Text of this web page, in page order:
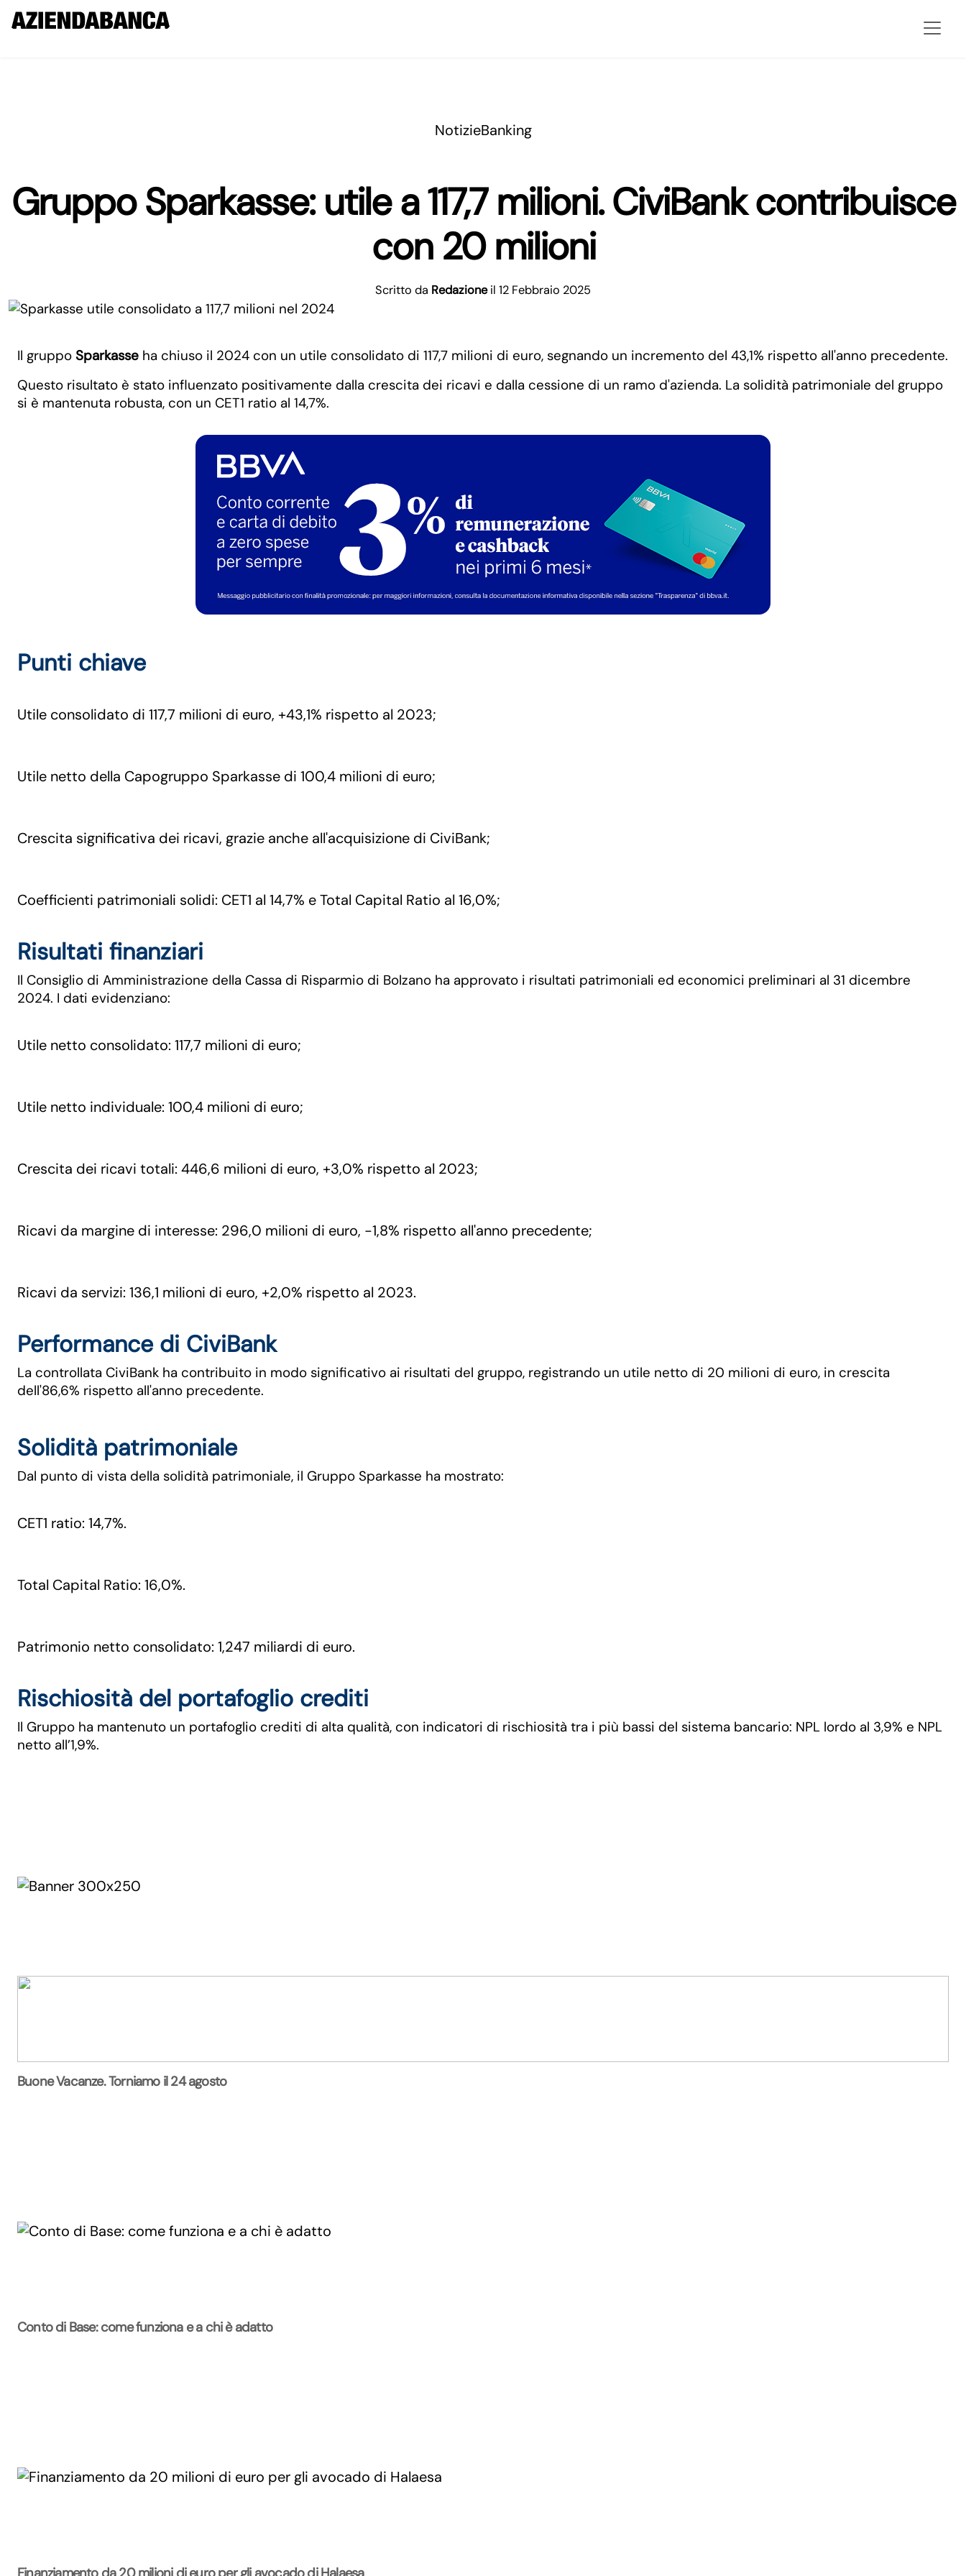
NotizieBanking
Gruppo Sparkasse: utile a 117,7 milioni. CiviBank contribuisce
con 20 milioni
Scritto da Redazione il 12 Febbraio 2025
Il gruppo Sparkasse ha chiuso il 2024 con un utile consolidato di 117,7 milioni di euro, segnando un incremento del 43,1% rispetto all'anno precedente.
Questo risultato è stato influenzato positivamente dalla crescita dei ricavi e dalla cessione di un ramo d'azienda. La solidità patrimoniale del gruppo
si è mantenuta robusta, con un CET1 ratio al 14,7%.
Punti chiave
Utile consolidato di 117,7 milioni di euro, +43,1% rispetto al 2023;
Utile netto della Capogruppo Sparkasse di 100,4 milioni di euro;
Crescita significativa dei ricavi, grazie anche all'acquisizione di CiviBank;
Coefficienti patrimoniali solidi: CET1 al 14,7% e Total Capital Ratio al 16,0%;
Risultati finanziari
Il Consiglio di Amministrazione della Cassa di Risparmio di Bolzano ha approvato i risultati patrimoniali ed economici preliminari al 31 dicembre
2024. I dati evidenziano:
Utile netto consolidato: 117,7 milioni di euro;
Utile netto individuale: 100,4 milioni di euro;
Crescita dei ricavi totali: 446,6 milioni di euro, +3,0% rispetto al 2023;
Ricavi da margine di interesse: 296,0 milioni di euro, -1,8% rispetto all'anno precedente;
Ricavi da servizi: 136,1 milioni di euro, +2,0% rispetto al 2023.
Performance di CiviBank
La controllata CiviBank ha contribuito in modo significativo ai risultati del gruppo, registrando un utile netto di 20 milioni di euro, in crescita
dell'86,6% rispetto all'anno precedente.
Solidità patrimoniale
Dal punto di vista della solidità patrimoniale, il Gruppo Sparkasse ha mostrato:
CET1 ratio: 14,7%.
Total Capital Ratio: 16,0%.
Patrimonio netto consolidato: 1,247 miliardi di euro.
Rischiosità del portafoglio crediti
Il Gruppo ha mantenuto un portafoglio crediti di alta qualità, con indicatori di rischiosità tra i più bassi del sistema bancario: NPL lordo al 3,9% e NPL
netto all’1,9%.
Buone Vacanze. Torniamo il 24 agosto
Conto di Base: come funziona e a chi è adatto